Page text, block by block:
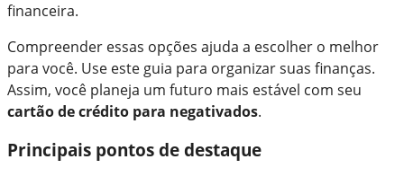
financeira.
Compreender essas opções ajuda a escolher o melhor
para você. Use este guia para organizar suas finanças.
Assim, você planeja um futuro mais estável com seu
cartão de crédito para negativados.
Principais pontos de destaque